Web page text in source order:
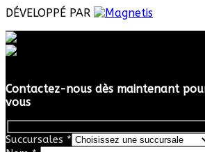
DÉVELOPPÉ PAR
Contactez-nous dès maintenant
vous
Succursales *